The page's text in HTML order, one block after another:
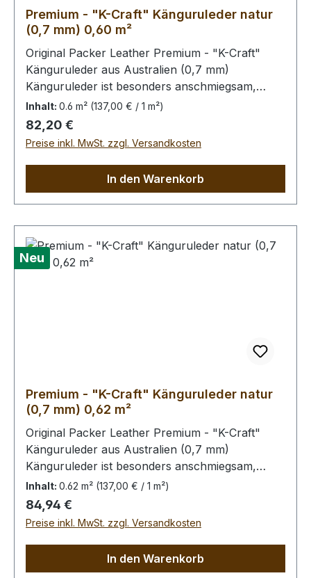
Premium - "K-Craft" Känguruleder natur
(0,7 mm) 0,60 m²
Original Packer Leather Premium - "K-Craft"
Känguruleder aus Australien (0,7 mm)
Känguruleder ist besonders anschmiegsam,
dennoch äußerst zug.- und reißfest. Rein
pflanzliche Gerbung ohne
Oberflächenbehandlung. Die Kängurus leben im
Freiland, kleinere Narben von Dornstichen u.ä.
wenig prägnant.Bei Bestellung von diesem Stück
erhalten Sie ein 0,60 m² großes Leder. Das
Inhalt: 0.6 m² (137,00 € / 1 m²)
Regulärer Preis:
82,20 €
Preise inkl. MwSt. zzgl. Versandkosten
In den Warenkorb
Neu
Premium - "K-Craft" Känguruleder natur
(0,7 mm) 0,62 m²
Original Packer Leather Premium - "K-Craft"
Känguruleder aus Australien (0,7 mm)
Känguruleder ist besonders anschmiegsam,
dennoch äußerst zug.- und reißfest. Rein
pflanzliche Gerbung ohne
Oberflächenbehandlung. Die Kängurus leben im
Freiland, kleinere Narben von Dornstichen u.ä.
wenig prägnant.Bei Bestellung von diesem Stück
Inhalt: 0.62 m² (137,00 € / 1 m²)
Regulärer Preis:
84,94 €
Preise inkl. MwSt. zzgl. Versandkosten
In den Warenkorb